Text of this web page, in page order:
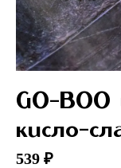
GO-
кисло-
539 ₽